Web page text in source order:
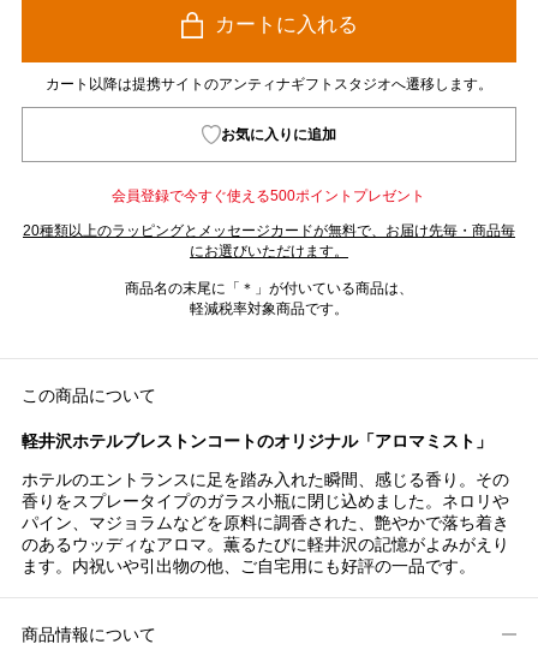
カートに入れる
カート以降は提携サイトのアンティナギフトスタジオへ遷移します。
お気に入りに追加
会員登録で今すぐ使える500ポイントプレゼント
20種類以上のラッピングとメッセージカードが無料で、お届け先毎・商品毎
にお選びいただけます。
商品名の末尾に「＊」が付いている商品は、
軽減税率対象商品です。
この商品について
軽井沢ホテルブレストンコートのオリジナル「アロマミスト」
ホテルのエントランスに足を踏み入れた瞬間、感じる香り。その
香りをスプレータイプのガラス小瓶に閉じ込めました。ネロリや
パイン、マジョラムなどを原料に調香された、艶やかで落ち着き
のあるウッディなアロマ。薫るたびに軽井沢の記憶がよみがえり
ます。内祝いや引出物の他、ご自宅用にも好評の一品です。
商品情報について